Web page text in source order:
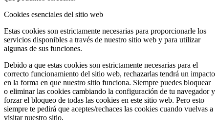
Cookies esenciales del sitio web
Estas cookies son estrictamente necesarias para proporcionarle los
servicios disponibles a través de nuestro sitio web y para utilizar
algunas de sus funciones.
Debido a que estas cookies son estrictamente necesarias para el
correcto funcionamiento del sitio web, rechazarlas tendrá un impacto
en la forma en que nuestro sitio funciona. Siempre puedes bloquear
o eliminar las cookies cambiando la configuración de tu navegador y
forzar el bloqueo de todas las cookies en este sitio web. Pero esto
siempre te pedirá que aceptes/rechaces las cookies cuando vuelvas a
visitar nuestro sitio.